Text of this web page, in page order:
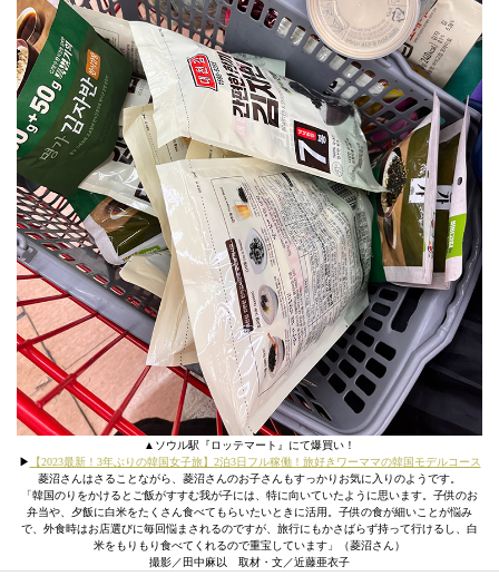
▲ソウル駅『ロッテマート』にて爆買い！
▶︎
【2023最新！3年ぶりの韓国女子旅】2泊3日フル稼働！旅好きワーママの韓国モデルコース
菱沼さんはさることながら、菱沼さんのお子さんもすっかりお気に入りのようです。
「韓国のりをかけるとご飯がすすむ我が子には、特に向いていたように思います。子供のお
弁当や、夕飯に白米をたくさん食べてもらいたいときに活用。子供の食が細いことが悩み
で、外食時はお店選びに毎回悩まされるのですが、旅行にもかさばらず持って行けるし、白
米をもりもり食べてくれるので重宝しています」（菱沼さん）
撮影／田中麻以 取材・文／近藤亜衣子